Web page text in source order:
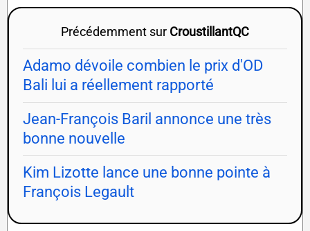
Précédemment sur CroustillantQC
Adamo dévoile combien le prix d'OD
Bali lui a réellement rapporté
Jean-François Baril annonce une très
bonne nouvelle
Kim Lizotte lance une bonne pointe à
François Legault